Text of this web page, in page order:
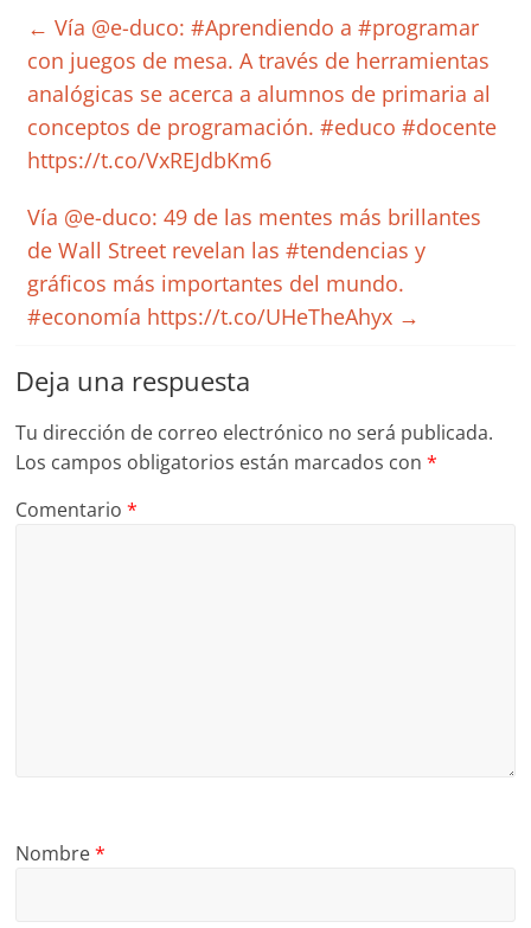
← Vía @e-duco: #Aprendiendo a #programar
con juegos de mesa. A través de herramientas
analógicas se acerca a alumnos de primaria al
conceptos de programación. #educo #docente
https://t.co/VxREJdbKm6
Vía @e-duco: 49 de las mentes más brillantes
de Wall Street revelan las #tendencias y
gráficos más importantes del mundo.
#economía https://t.co/UHeTheAhyx →
Deja una respuesta
Tu dirección de correo electrónico no será publicada.
Los campos obligatorios están marcados con*
Comentario*
Nombre*